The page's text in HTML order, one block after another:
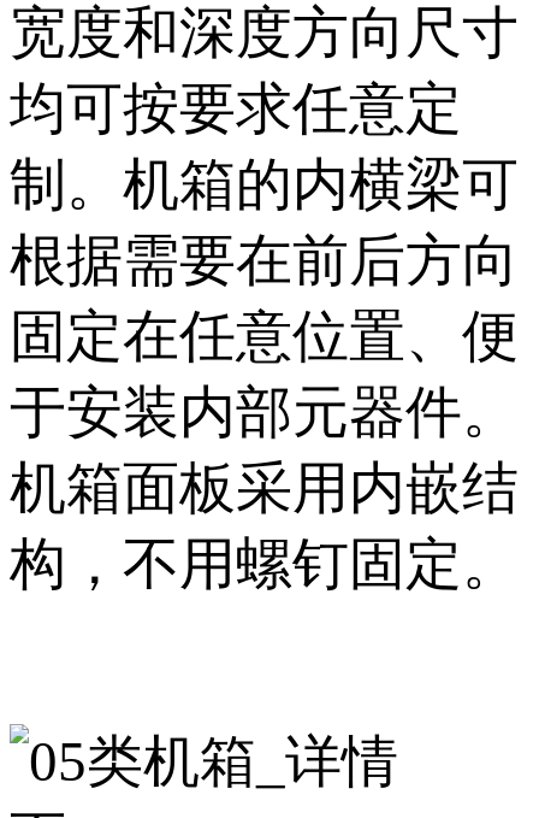
宽度和深度方向尺寸
均可按要求任意定
制。机箱的内横梁可
根据需要在前后方向
固定在任意位置、便
于安装内部元器件。
机箱面板采用内嵌结
构，不用螺钉固定。